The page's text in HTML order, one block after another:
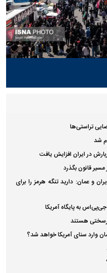
تراستی‌ها
شد
در ایران افزایش یافت
قانون بگذرد
و عمان: دارید تنگه هرمز را برای
جی‌پی‌اس به پایگاه آمریکا
هستند
وارد سنای آمریکا خواهد شد؟